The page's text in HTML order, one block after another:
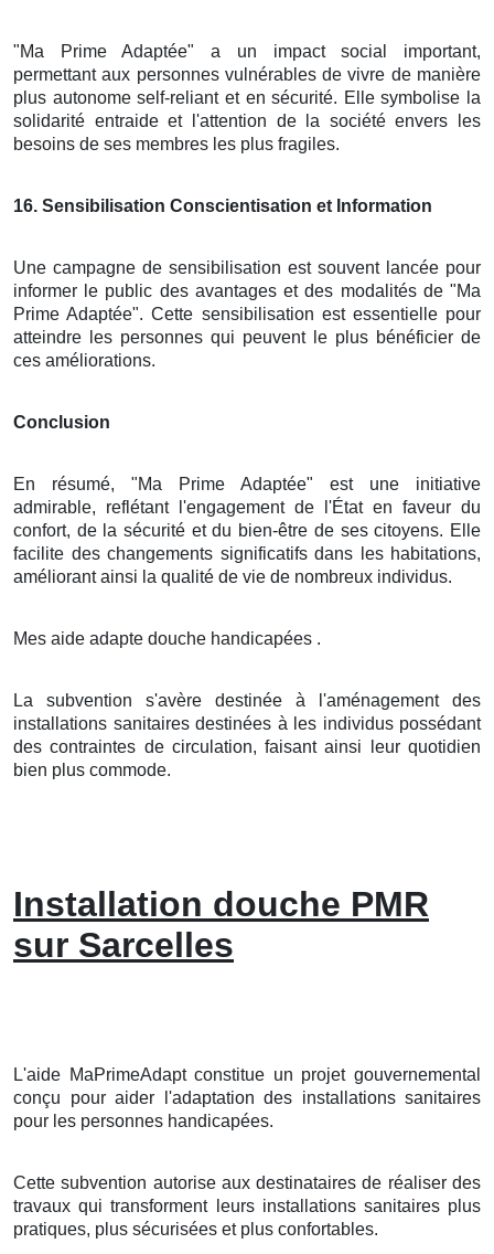
"Ma Prime Adaptée" a un impact social important,
permettant aux personnes vulnérables de vivre de manière
plus autonome self-reliant et en sécurité. Elle symbolise la
solidarité entraide et l'attention de la société envers les
besoins de ses membres les plus fragiles.
16. Sensibilisation Conscientisation et Information
Une campagne de sensibilisation est souvent lancée pour
informer le public des avantages et des modalités de "Ma
Prime Adaptée". Cette sensibilisation est essentielle pour
atteindre les personnes qui peuvent le plus bénéficier de
ces améliorations.
Conclusion
En résumé, "Ma Prime Adaptée" est une initiative
admirable, reflétant l'engagement de l'État en faveur du
confort, de la sécurité et du bien-être de ses citoyens. Elle
facilite des changements significatifs dans les habitations,
améliorant ainsi la qualité de vie de nombreux individus.
Mes aide adapte douche handicapées .
La subvention s'avère destinée à l'aménagement des
installations sanitaires destinées à les individus possédant
des contraintes de circulation, faisant ainsi leur quotidien
bien plus commode.
Installation douche PMR
sur Sarcelles
L'aide MaPrimeAdapt constitue un projet gouvernemental
conçu pour aider l'adaptation des installations sanitaires
pour les personnes handicapées.
Cette subvention autorise aux destinataires de réaliser des
travaux qui transforment leurs installations sanitaires plus
pratiques, plus sécurisées et plus confortables.